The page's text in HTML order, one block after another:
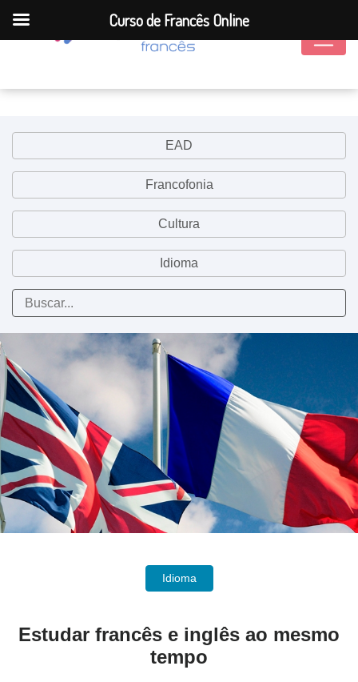
EAD
Francofonia
Cultura
Idioma
Idioma
Estudar francês e inglês ao mesmo
tempo
Curso de Francês Online